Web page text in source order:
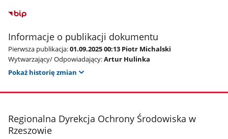
Informacje o publikacji dokumentu
Pierwsza publikacja:01.09.2025 00:13 Piotr Michalski
Wytwarzający/ Odpowiadający:Artur Hulinka
Pokaż historię zmian
stopka
Regionalna Dyrekcja Ochrony Środowiska w
Rzeszowie